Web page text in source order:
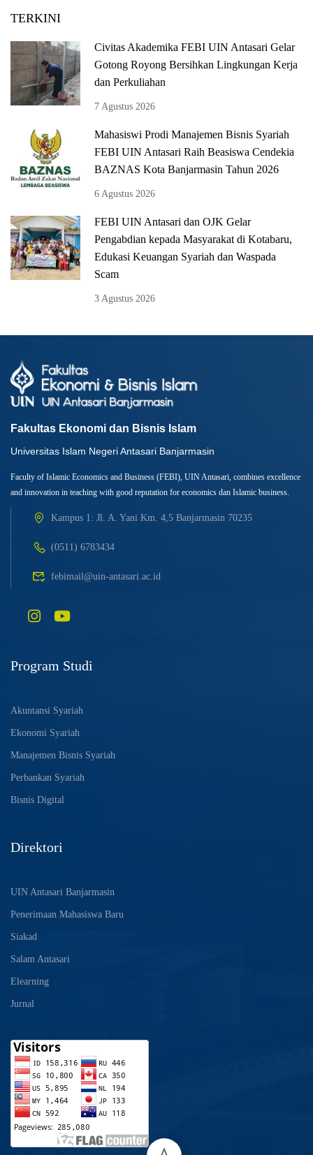
TERKINI
Civitas Akademika FEBI UIN Antasari Gelar
Gotong Royong Bersihkan Lingkungan Kerja
dan Perkuliahan
7 Agustus 2026
Mahasiswi Prodi Manajemen Bisnis Syariah
FEBI UIN Antasari Raih Beasiswa Cendekia
BAZNAS Kota Banjarmasin Tahun 2026
6 Agustus 2026
FEBI UIN Antasari dan OJK Gelar
Pengabdian kepada Masyarakat di Kotabaru,
Edukasi Keuangan Syariah dan Waspada
Scam
3 Agustus 2026
Fakultas Ekonomi dan Bisnis Islam
Universitas Islam Negeri Antasari Banjarmasin
Faculty of Islamic Economics and Business (FEBI), UIN Antasari, combines excellence
and innovation in teaching with good reputation for economics dan Islamic business.
Kampus 1: Jl. A. Yani Km. 4,5 Banjarmasin 70235
(0511) 6783434
febimail@uin-antasari.ac.id
Program Studi
Akuntansi Syariah
Ekonomi Syariah
Manajemen Bisnis Syariah
Perbankan Syariah
Bisnis Digital
Direktori
UIN Antasari Banjarmasin
Penerimaan Mahasiswa Baru
Siakad
Salam Antasari
Elearning
Jurnal